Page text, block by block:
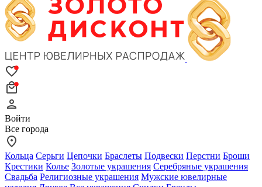
Войти
Все города
Кольца Серьги Цепочки Браслеты Подвески Перстни Броши
Крестики Колье Золотые украшения Серебряные украшения
Свадьба Религиозные украшения Мужские ювелирные